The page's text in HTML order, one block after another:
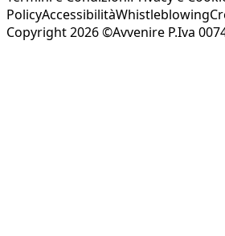
PolicyAccessibilitàWhistleblowing
Copyright 2026 ©Avvenire P.Iva